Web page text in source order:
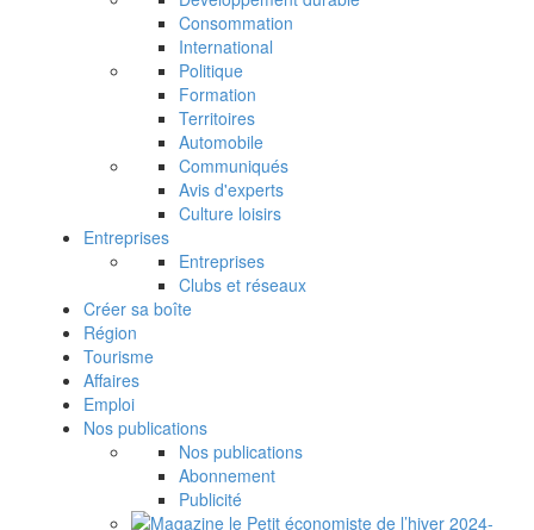
Consommation
International
Politique
Formation
Territoires
Automobile
Communiqués
Avis d'experts
Culture loisirs
Entreprises
Entreprises
Clubs et réseaux
Créer sa boîte
Région
Tourisme
Affaires
Emploi
Nos publications
Nos publications
Abonnement
Publicité